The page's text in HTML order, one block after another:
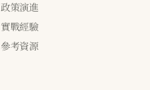
政策演進
實戰經驗
參考資源